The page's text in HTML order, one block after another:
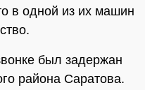
в одной из их машин
был задержан
района Саратова.